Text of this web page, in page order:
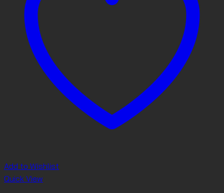
Add to Wishlist
Quick View